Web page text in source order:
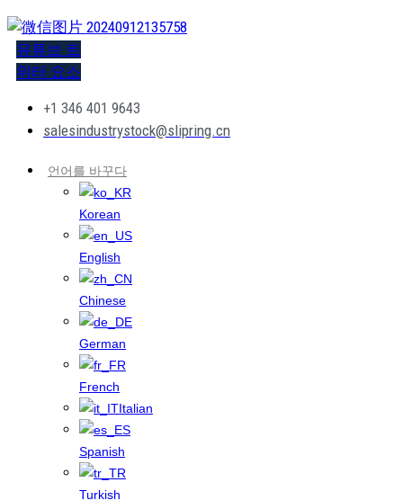
유튜브 트
위터 요소
+1 346 401 9643
salesindustrystock@slipring.cn
언어를 바꾸다
Korean
English
Chinese
German
French
Italian
Spanish
Turkish